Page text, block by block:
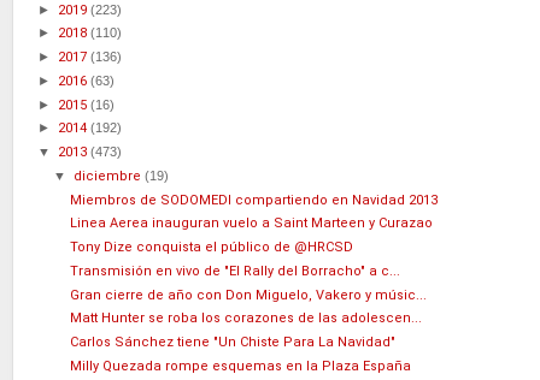
► 2019 (223)
► 2018 (110)
► 2017 (136)
► 2016 (63)
► 2015 (16)
► 2014 (192)
▼ 2013 (473)
▼ diciembre(19)
Miembros de SODOMEDI compartiendo en Navidad 2013
Linea Aerea inauguran vuelo a Saint Marteen y Curazao
Tony Dize conquista el público de @HRCSD
Transmisión en vivo de "El Rally del Borracho" a c...
Gran cierre de año con Don Miguelo, Vakero y músic...
Matt Hunter se roba los corazones de las adolescen...
Carlos Sánchez tiene "Un Chiste Para La Navidad"
Milly Quezada rompe esquemas en la Plaza España